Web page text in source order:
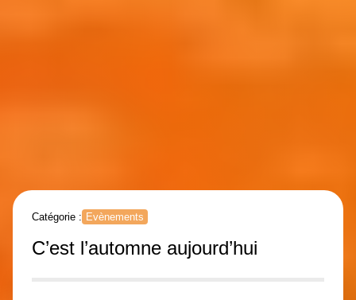
Catégorie : Evènements
C’est l’automne aujourd’hui